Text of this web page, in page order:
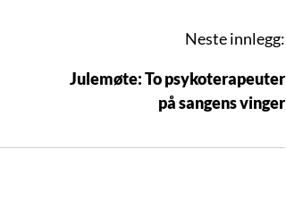
Neste innlegg:
Julemøte: To psykoterapeuter
på sangens vinger